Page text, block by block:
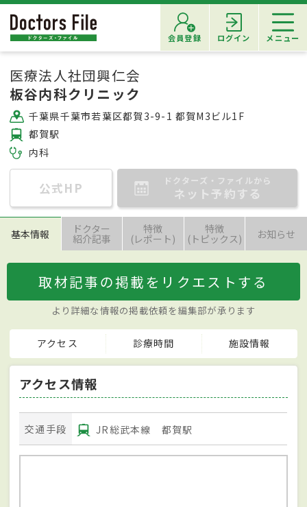
会員登録 ログイン メニュー
医療法人社団興仁会
板谷内科クリニック
千葉県千葉市若葉区都賀3-9-1 都賀M3ビル1F
都賀駅
内科
公式HP ドクターズ・ファイルから
ネット予約する
基本情報 ドクター
紹介記事
特徴
(レポート)
特徴
(トピックス) お知らせ
取材記事の掲載をリクエストする
より詳細な情報の掲載依頼を編集部が承ります
アクセス 診療時間 施設情報
アクセス情報
交通手段 JR総武本線 都賀駅